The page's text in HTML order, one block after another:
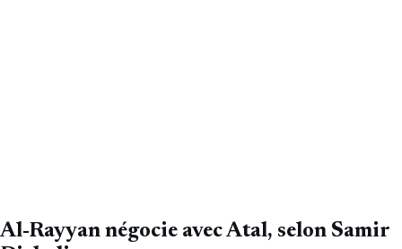
Al-Rayyan négocie avec Atal, selon Samir